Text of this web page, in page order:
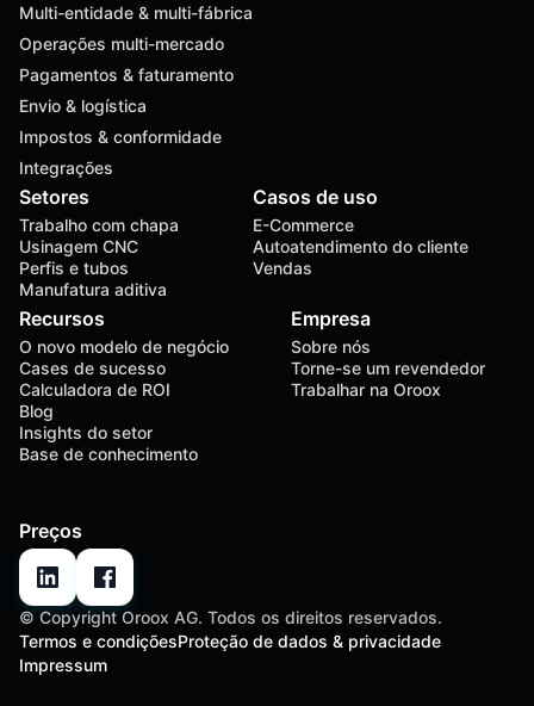
Multi-entidade & multi-fábrica
Operações multi-mercado
Pagamentos & faturamento
Envio & logística
Impostos & conformidade
Integrações
Setores
Trabalho com chapa
Usinagem CNC
Perfis e tubos
Manufatura aditiva
Casos de uso
E-Commerce
Autoatendimento do cliente
Vendas
Preços
Recursos
O novo modelo de negócio
Cases de sucesso
Calculadora de ROI
Blog
Insights do setor
Base de conhecimento
Empresa
Sobre nós
Torne-se um revendedor
Trabalhar na Oroox
© Copyright Oroox AG. Todos os direitos reservados.
Termos e condiçõesProteção de dados & privacidade
Impressum